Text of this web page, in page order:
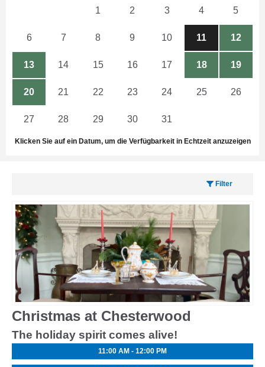
1 2 3 4 5
6 7 8 9 10 11 12
13 14 15 16 17 18 19
20 21 22 23 24 25 26
27 28 29 30 31
Klicken Sie auf ein Datum, um die Verfügbarkeit in Echtzeit anzuzeigen
Filter
Christmas at Chesterwood
The holiday spirit comes alive!
11:00 AM - 12:00 PM